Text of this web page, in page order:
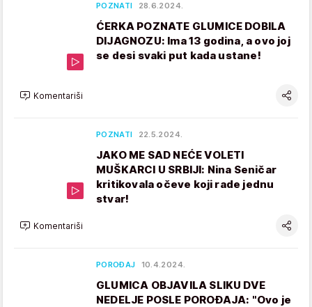
POZNATI 28.6.2024.
ĆERKA POZNATE GLUMICE DOBILA
DIJAGNOZU: Ima 13 godina, a ovo joj
se desi svaki put kada ustane!
Komentariši
POZNATI 22.5.2024.
JAKO ME SAD NEĆE VOLETI
MUŠKARCI U SRBIJI: Nina Seničar
kritikovala očeve koji rade jednu
stvar!
Komentariši
POROĐAJ 10.4.2024.
GLUMICA OBJAVILA SLIKU DVE
NEDELJE POSLE POROĐAJA: "Ovo je